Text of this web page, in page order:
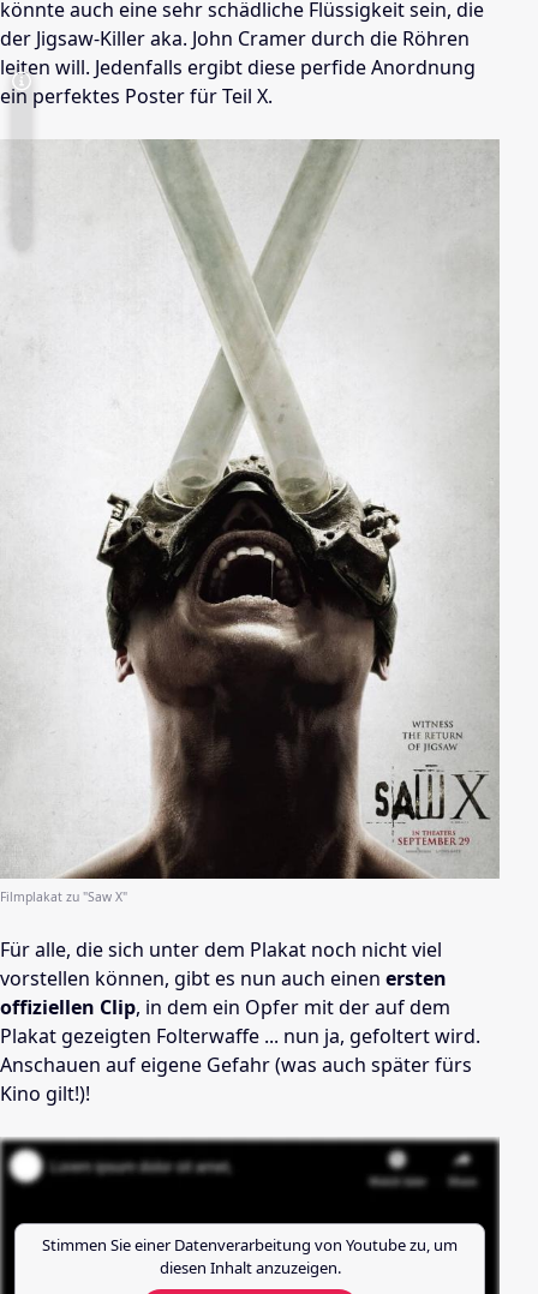
könnte auch eine sehr schädliche Flüssigkeit sein, die
der Jigsaw-Killer aka. John Cramer durch die Röhren
leiten will. Jedenfalls ergibt diese perfide Anordnung
ein perfektes Poster für Teil X.
Filmplakat zu "Saw X"
Für alle, die sich unter dem Plakat noch nicht viel
vorstellen können, gibt es nun auch einen ersten
offiziellen Clip, in dem ein Opfer mit der auf dem
Plakat gezeigten Folterwaffe ... nun ja, gefoltert wird.
Anschauen auf eigene Gefahr (was auch später fürs
Kino gilt!)!
Stimmen Sie einer Datenverarbeitung von Youtubezu, um
diesen Inhalt anzuzeigen.